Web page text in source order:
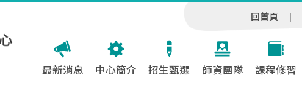
回首頁
最新消息 中心簡介 招生甄選 師資團隊 課程修習